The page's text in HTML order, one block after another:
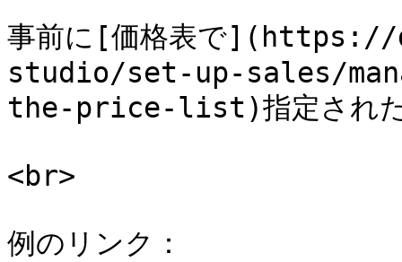
事前に[価格表で
studio/set-up-sales/
the-price-list)指定された
<br>
例のリンク：